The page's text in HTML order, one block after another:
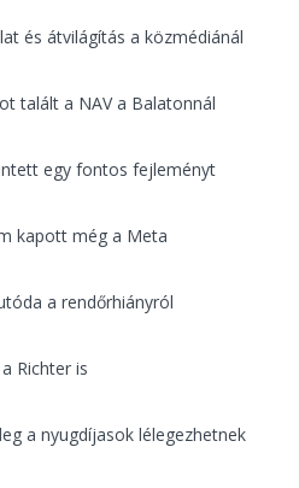
és átvilágítás a közmédiánál
talált a NAV a Balatonnál
egy fontos fejleményt
kapott még a Meta
a rendőrhiányról
Richter is
a nyugdíjasok lélegezhetnek